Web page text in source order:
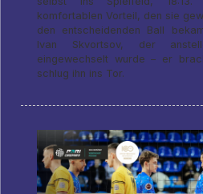
komfortablen Vorteil, den sie
den entscheidenden Ball
Ivan Skvortsov, der
eingewechselt wurde – er
schlug ihn ins Tor.